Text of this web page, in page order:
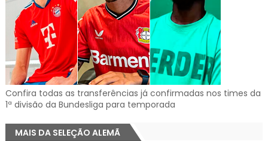
Confira todas as transferências já confirmadas nos times da
1ª divisão da Bundesliga para temporada
MAIS DA SELEÇÃO ALEMÃ